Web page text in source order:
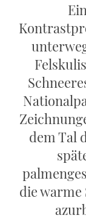
dem Tal
die warme